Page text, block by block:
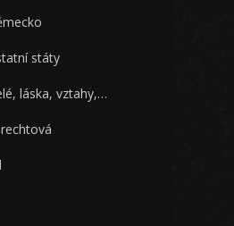
státy
láska, vztahy,…